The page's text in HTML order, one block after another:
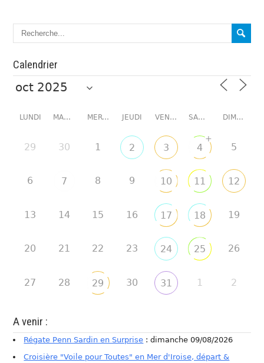
Calendrier
LUNDI MARDI MERCREDI JEUDI VENDREDI SAMEDI DIMANCHE
29 30 1 2 3 4
+
5
6 7 8 9 10 11 12
13 14 15 16 17 18 19
20 21 22 23 24 25 26
27 28 29 30 31 1 2
A venir :
Régate Penn Sardin en Surprise : dimanche 09/08/2026
Croisière "Voile pour Toutes" en Mer d'Iroise, départ &